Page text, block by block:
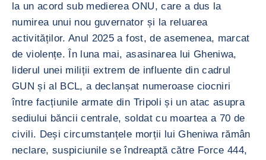
la un acord sub medierea ONU, care a dus la
numirea unui nou guvernator și la reluarea
activităților. Anul 2025 a fost, de asemenea, marcat
de violențe. În luna mai, asasinarea lui Gheniwa,
liderul unei miliții extrem de influente din cadrul
GUN și al BCL, a declanșat numeroase ciocniri
între facțiunile armate din Tripoli și un atac asupra
sediului băncii centrale, soldat cu moartea a 70 de
civili. Deși circumstanțele morții lui Gheniwa rămân
neclare, suspiciunile se îndreaptă către Force 444,